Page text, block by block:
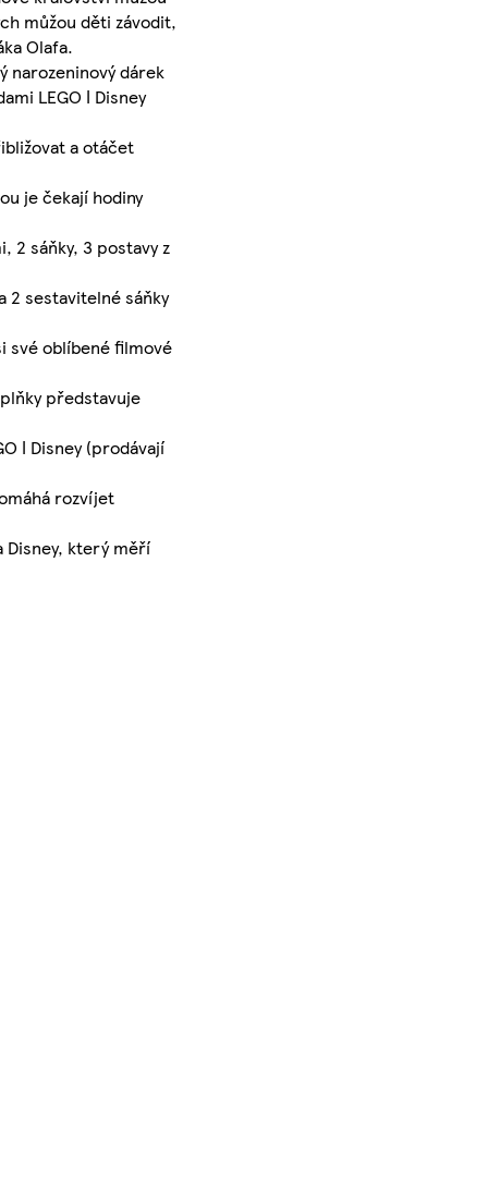
můžou děti závodit,
Olafa.
narozeninový dárek
LEGO ǀ Disney
a otáčet
je čekají hodiny
2 sáňky, 3 postavy z
2 sestavitelné sáňky
své oblíbené filmové
představuje
ǀ Disney (prodávají
rozvíjet
Disney, který měří